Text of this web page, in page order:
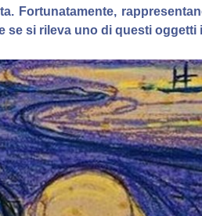
Fortunatamente,
se si rileva uno di questi oggetti